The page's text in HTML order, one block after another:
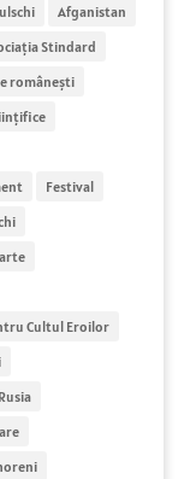
Afganistan
Stindard
românești
Festival
Cultul Eroilor
Rusia